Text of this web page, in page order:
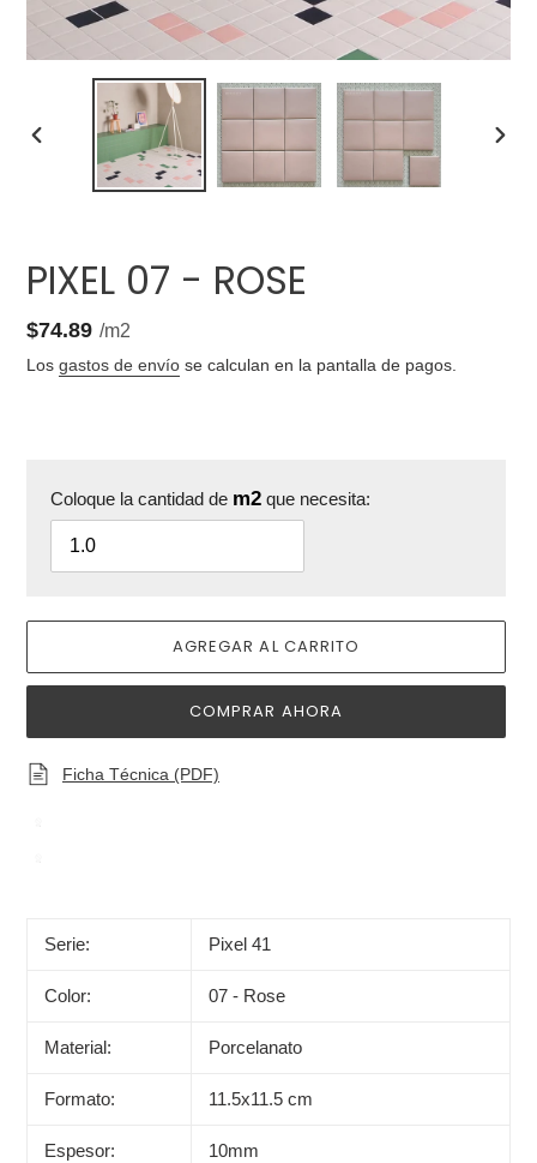
ANTERIOR
DIAPOSITIVA
PIXEL 07 - ROSE
Precio
unitario
$74.89 /por
m2
Los gastos de envío se calculan en la pantalla de pagos.
Coloque la cantidad de m2 que necesita:
AGREGAR AL CARRITO
COMPRAR AHORA
Ficha Técnica (PDF)
producto
Serie: Pixel 41
Color: 07 - Rose
Material: Porcelanato
Formato: 11.5x11.5 cm
Espesor: 10mm